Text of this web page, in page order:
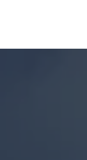
cookies